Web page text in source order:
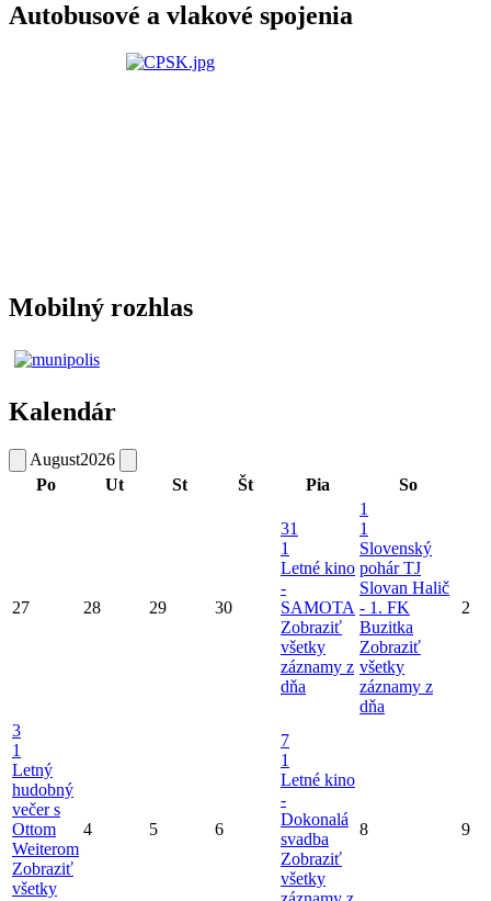
Autobusové a vlakové spojenia
Mobilný rozhlas
Kalendár
August2026
Po
Ut St Št Pia So
27 28 29 30
31
1
Letné kino
-
SAMOTA
Zobraziť
všetky
záznamy z
dňa
1
1
Slovenský
pohár TJ
Slovan Halič
- 1. FK
Buzitka
Zobraziť
všetky
záznamy z
dňa
2
3
1
Letný
hudobný
večer s
Ottom
Weiterom
Zobraziť
všetky
4 5 6
7
1
Letné kino
-
Dokonalá
svadba
Zobraziť
všetky
8 9